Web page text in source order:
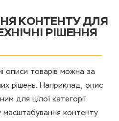
КОНТЕНТУ ДЛЯ
РІШЕННЯ
описи товарів можна за
рішень. Наприклад, опис
для цілої категорії
масштабування контенту